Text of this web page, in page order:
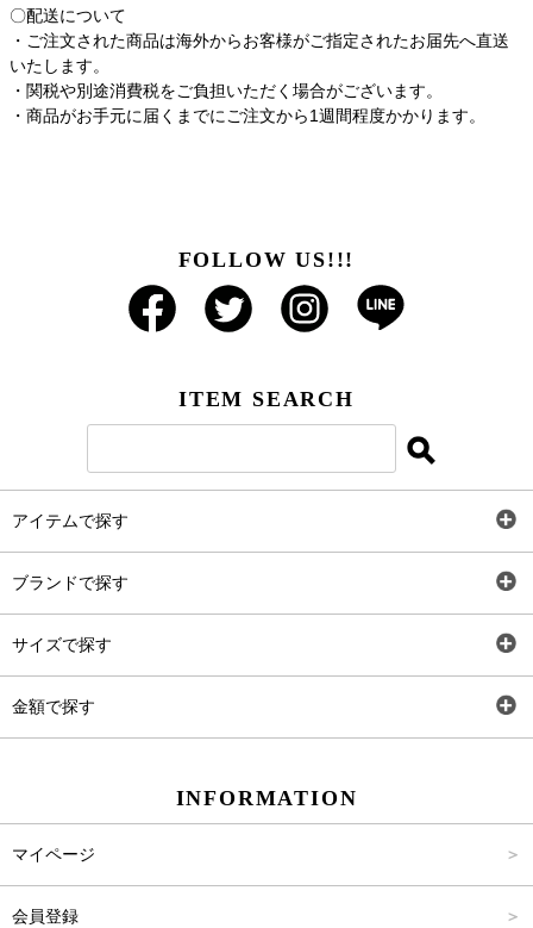
〇配送について
・ご注文された商品は海外からお客様がご指定されたお届先へ直送
いたします。
・関税や別途消費税をご負担いただく場合がございます。
・商品がお手元に届くまでにご注文から1週間程度かかります。
FOLLOW US!!!
ITEM SEARCH
アイテムで探す
ブランドで探す
サイズで探す
金額で探す
INFORMATION
マイページ
会員登録